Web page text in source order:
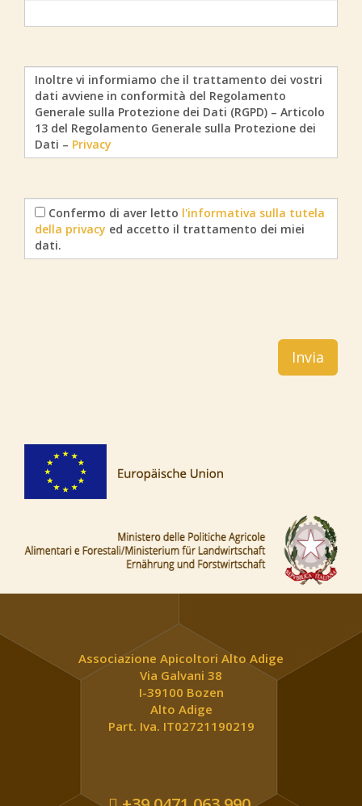
Inoltre vi informiamo che il trattamento dei vostri
dati avviene in conformità del Regolamento
Generale sulla Protezione dei Dati (RGPD) – Articolo
13 del Regolamento Generale sulla Protezione dei
Dati – Privacy
Confermo di aver letto l'informativa sulla tutela
della privacy ed accetto il trattamento dei miei
dati.
Invia
Associazione Apicoltori Alto Adige
Via Galvani 38
I-39100 Bozen
Alto Adige
Part. Iva. IT02721190219